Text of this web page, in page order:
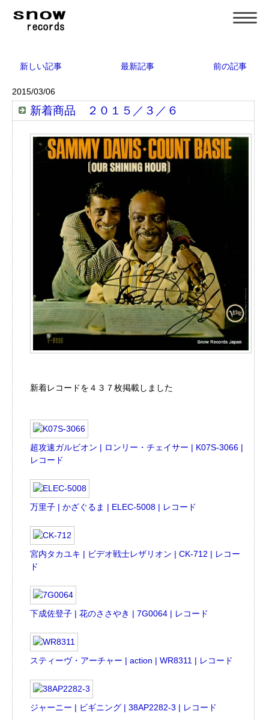
新しい記事 最新記事 前の記事
2015/03/06
新着商品 ２０１５／３／６
新着レコードを４３７枚掲載しました
超攻速ガルビオン | ロンリー・チェイサー | K07S-3066 |
レコード
万里子 | かざぐるま | ELEC-5008 | レコード
宮内タカユキ | ビデオ戦士レザリオン | CK-712 | レコー
ド
下成佐登子 | 花のささやき | 7G0064 | レコード
スティーヴ・アーチャー | action | WR8311 | レコード
ジャーニー | ビギニング | 38AP2282-3 | レコード